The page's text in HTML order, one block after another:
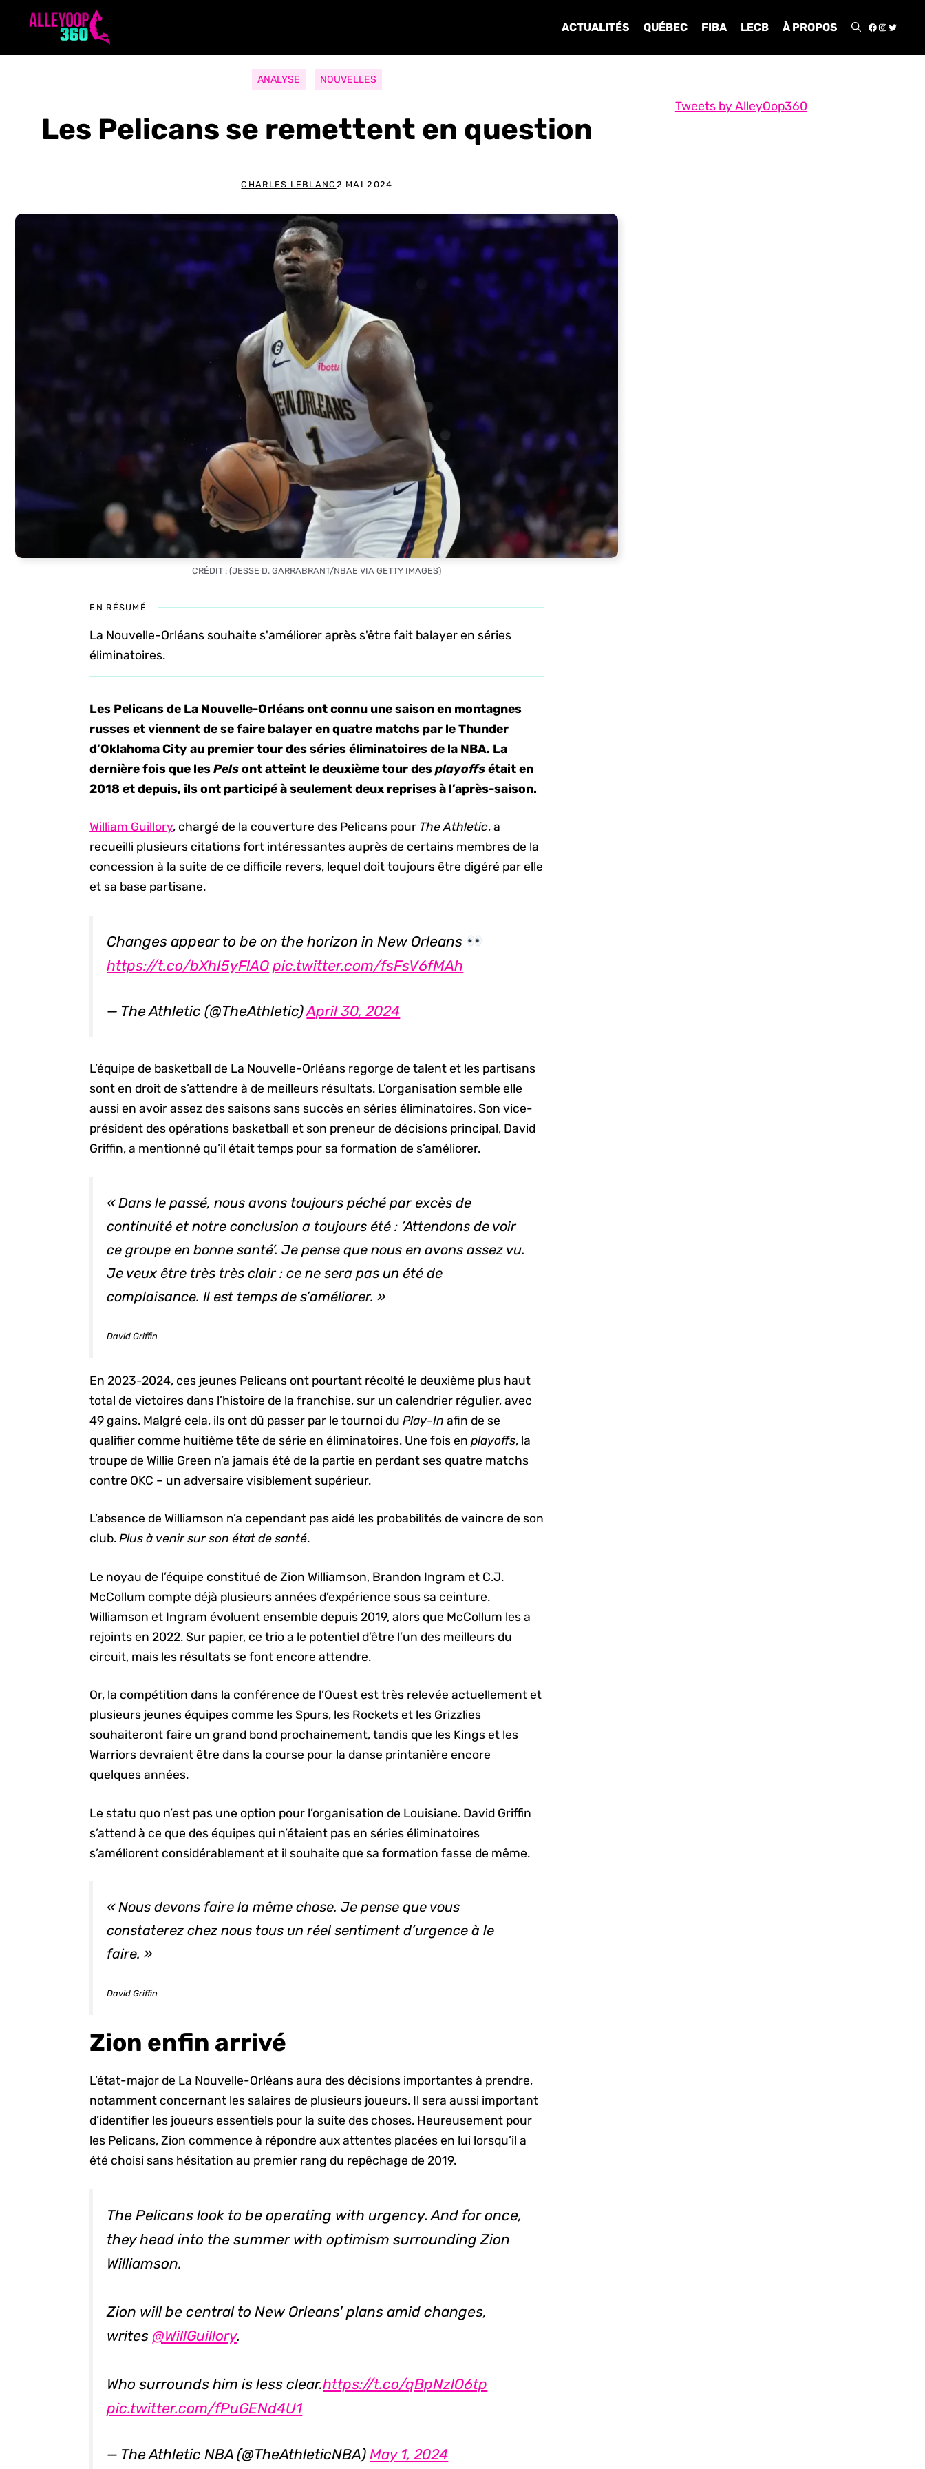
ACTUALITÉS QUÉBEC FIBA LECB À PROPOS
ANALYSE NOUVELLES
Les Pelicans se remettent en question
CHARLES LEBLANC 2 MAI 2024
CRÉDIT : (JESSE D. GARRABRANT/NBAE VIA GETTY IMAGES)
EN RÉSUMÉ
La Nouvelle-Orléans souhaite s'améliorer après s'être fait balayer en séries
éliminatoires.
Les Pelicans de La Nouvelle-Orléans ont connu une saison en montagnes
russes et viennent de se faire balayer en quatre matchs par le Thunder
d’Oklahoma City au premier tour des séries éliminatoires de la NBA. La
dernière fois que lesPels ont atteint le deuxième tour desplayoffs était en
2018 et depuis, ils ont participé à seulement deux reprises à l’après-saison.
William Guillory, chargé de la couverture des Pelicans pour The Athletic, a
recueilli plusieurs citations fort intéressantes auprès de certains membres de la
concession à la suite de ce difficile revers, lequel doit toujours être digéré par elle
et sa base partisane.
Changes appear to be on the horizon in New Orleans
https://t.co/bXhI5yFlAO pic.twitter.com/fsFsV6fMAh
— The Athletic (@TheAthletic)April 30, 2024
L’équipe de basketball de La Nouvelle-Orléans regorge de talent et les partisans
sont en droit de s’attendre à de meilleurs résultats. L’organisation semble elle
aussi en avoir assez des saisons sans succès en séries éliminatoires. Son vice-
président des opérations basketball et son preneur de décisions principal, David
Griffin, a mentionné qu’il était temps pour sa formation de s’améliorer.
« Dans le passé, nous avons toujours péché par excès de
continuité et notre conclusion a toujours été : ‘Attendons de voir
ce groupe en bonne santé’. Je pense que nous en avons assez vu.
Je veux être très très clair : ce ne sera pas un été de
complaisance. Il est temps de s’améliorer. »
David Griffin
En 2023-2024, ces jeunes Pelicans ont pourtant récolté le deuxième plus haut
total de victoires dans l’histoire de la franchise, sur un calendrier régulier, avec
49 gains. Malgré cela, ils ont dû passer par le tournoi duPlay-In afin de se
qualifier comme huitième tête de série en éliminatoires. Une fois enplayoffs, la
troupe de Willie Green n’a jamais été de la partie en perdant ses quatre matchs
contre OKC – un adversaire visiblement supérieur.
L’absence de Williamson n’a cependant pas aidé les probabilités de vaincre de son
club.Plus à venir sur son état de santé.
Le noyau de l’équipe constitué de Zion Williamson, Brandon Ingram et C.J.
McCollum compte déjà plusieurs années d’expérience sous sa ceinture.
Williamson et Ingram évoluent ensemble depuis 2019, alors que McCollum les a
rejoints en 2022. Sur papier, ce trio a le potentiel d’être l’un des meilleurs du
circuit, mais les résultats se font encore attendre.
Or, la compétition dans la conférence de l’Ouest est très relevée actuellement et
plusieurs jeunes équipes comme les Spurs, les Rockets et les Grizzlies
souhaiteront faire un grand bond prochainement, tandis que les Kings et les
Warriors devraient être dans la course pour la danse printanière encore
quelques années.
Le statu quo n’est pas une option pour l’organisation de Louisiane. David Griffin
s’attend à ce que des équipes qui n’étaient pas en séries éliminatoires
s’améliorent considérablement et il souhaite que sa formation fasse de même.
« Nous devons faire la même chose. Je pense que vous
constaterez chez nous tous un réel sentiment d’urgence à le
faire. »
David Griffin
Zion enfin arrivé
L’état-major de La Nouvelle-Orléans aura des décisions importantes à prendre,
notamment concernant les salaires de plusieurs joueurs. Il sera aussi important
d’identifier les joueurs essentiels pour la suite des choses. Heureusement pour
les Pelicans, Zion commence à répondre aux attentes placées en lui lorsqu’il a
été choisi sans hésitation au premier rang du repêchage de 2019.
The Pelicans look to be operating with urgency. And for once,
they head into the summer with optimism surrounding Zion
Williamson.
Zion will be central to New Orleans' plans amid changes,
writes @WillGuillory.
Who surrounds him is less clear.https://t.co/qBpNzlO6tp
pic.twitter.com/fPuGENd4U1
— The Athletic NBA (@TheAthleticNBA)May 1, 2024
Tweets by AlleyOop360